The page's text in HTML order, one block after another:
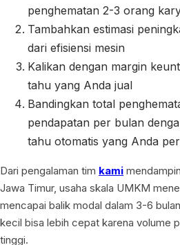
penghematan 2-3 orang
Tambahkan estimasi
dari efisiensi mesin
Kalikan dengan margin
tahu yang Anda jual
Bandingkan total
pendapatan per bulan
tahu otomatis yang Anda
Dari pengalaman tim kami
Jawa Timur, usaha skala UMKM
mencapai balik modal dalam 3-6
kecil bisa lebih cepat karena volume
tinggi.